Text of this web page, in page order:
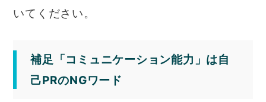
いてください。
補足「コミュニケーション能力」は自
己PRのNGワード